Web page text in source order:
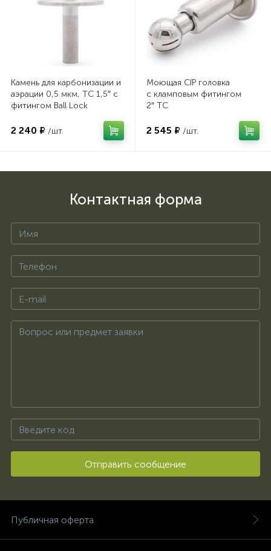
Камень для карбонизации и
аэрации 0,5 мкм, TC 1,5″ с
фитингом Ball Lock
2 240 ₽ /шт.
Моющая CIP головка
с кламповым фитингом
2″ TC
2 545 ₽ /шт.
Контактная форма
Отправить сообщение
Публичная оферта